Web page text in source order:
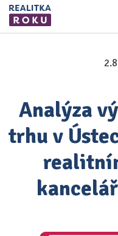
Analýza
trhu v